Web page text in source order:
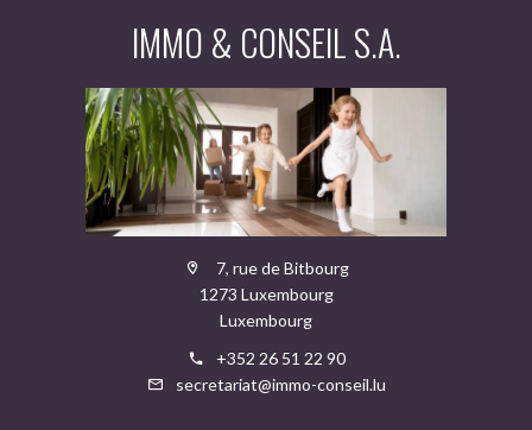
IMMO & CONSEIL S.A.
7, rue de Bitbourg
1273 Luxembourg
Luxembourg
+352 26 51 22 90
secretariat@immo-conseil.lu